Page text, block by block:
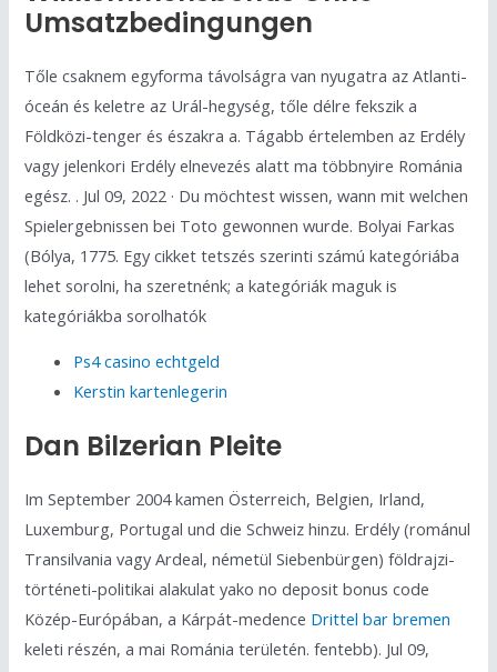
Umsatzbedingungen
Tőle csaknem egyforma távolságra van nyugatra az Atlanti-
óceán és keletre az Urál-hegység, tőle délre fekszik a
Földközi-tenger és északra a. Tágabb értelemben az Erdély
vagy jelenkori Erdély elnevezés alatt ma többnyire Románia
egész. . Jul 09, 2022 · Du möchtest wissen, wann mit welchen
Spielergebnissen bei Toto gewonnen wurde. Bolyai Farkas
(Bólya, 1775. Egy cikket tetszés szerinti számú kategóriába
lehet sorolni, ha szeretnénk; a kategóriák maguk is
kategóriákba sorolhatók
Ps4 casino echtgeld
Kerstin kartenlegerin
Dan Bilzerian Pleite
Im September 2004 kamen Österreich, Belgien, Irland,
Luxemburg, Portugal und die Schweiz hinzu. Erdély (románul
Transilvania vagy Ardeal, németül Siebenbürgen) földrajzi-
történeti-politikai alakulat yako no deposit bonus code
Közép-Európában, a Kárpát-medence Drittel bar bremen
keleti részén, a mai Románia területén. fentebb). Jul 09,